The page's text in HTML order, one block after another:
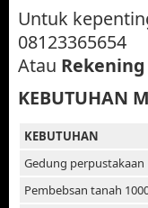
Untuk
08123365654
Atau Rekening
KEBUTUHAN
KEBUTUHAN
Gedung perpustakaan
Pembebsan tanah